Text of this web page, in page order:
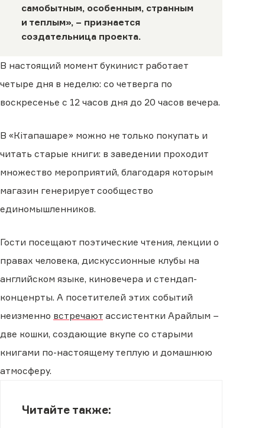
самобытным, особенным, странным
и теплым», − признается
создательница проекта.
В настоящий момент букинист работает
четыре дня в неделю: со четверга по
воскресенье с 12 часов дня до 20 часов вечера.
В «Кiтапашаре» можно не только покупать и
читать старые книги: в заведении проходит
множество мероприятий, благодаря которым
магазин генерирует сообщество
единомышленников.
Гости посещают поэтические чтения, лекции о
правах человека, дискуссионные клубы на
английском языке, киновечера и стендап-
конценрты. А посетителей этих событий
неизменно встречают ассистентки Арайлым −
две кошки, создающие вкупе со старыми
книгами по-настоящему теплую и домашнюю
атмосферу.
Читайте также: